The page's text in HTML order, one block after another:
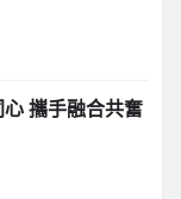
心 攜手融合共奮